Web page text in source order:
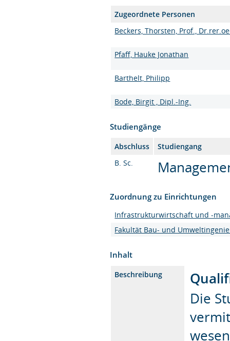
Zugeordnete Personen
Beckers, Thorsten, Prof.,
Pfaff, Hauke Jonathan
Barthelt, Philipp
Bode, Birgit , Dipl.-Ing.
Studiengänge
Abschluss
Studiengang
B. Sc.
Zuordnung zu Einrichtungen
Infrastrukturwirtschaft und -
Fakultät Bau- und
Inhalt
Beschreibung
Die